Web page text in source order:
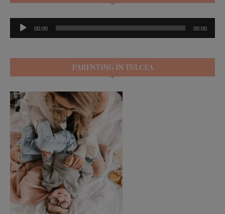
Player
audio
00:00 00:00
PARENTING ÎN TULCEA